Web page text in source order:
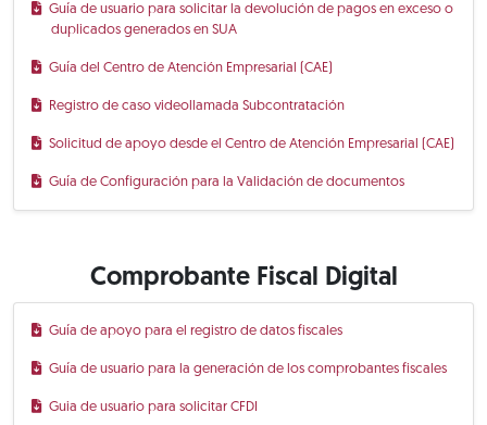
Guía de usuario para solicitar la devolución de pagos en exceso o
duplicados generados en SUA
Guía del Centro de Atención Empresarial (CAE)
Registro de caso videollamada Subcontratación
Solicitud de apoyo desde el Centro de Atención Empresarial (CAE)
Guía de Configuración para la Validación de documentos
Comprobante Fiscal Digital
Guía de apoyo para el registro de datos fiscales
Guía de usuario para la generación de los comprobantes fiscales
Guia de usuario para solicitar CFDI